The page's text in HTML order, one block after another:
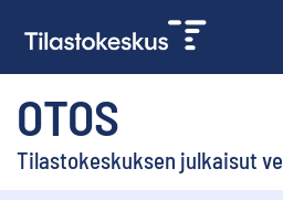
OTOS
Tilastokeskuksen julkaisut